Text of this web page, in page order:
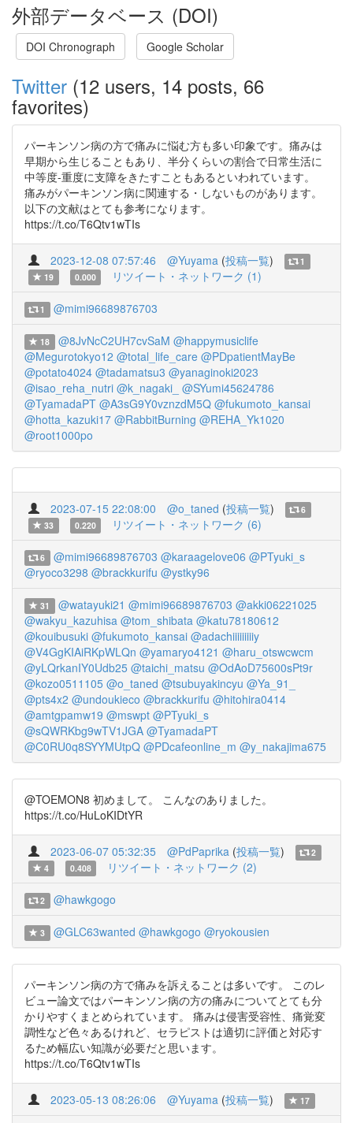
外部データベース (DOI)
DOI Chronograph Google Scholar
Twitter (12 users, 14 posts, 66
favorites)
パーキンソン病の方で痛みに悩む方も多い印象です。痛みは
早期から生じることもあり、半分くらいの割合で日常生活に
中等度-重度に支障をきたすこともあるといわれています。
痛みがパーキンソン病に関連する・しないものがあります。
以下の文献はとても参考になります。
https://t.co/T6Qtv1wTIs
2023-12-08 07:57:46 @Yuyama (投稿一覧)
1
19
0.000 リツイート・ネットワーク (1)
1 @mimi96689876703
18 @8JvNcC2UH7cvSaM @happymusiclife
@Megurotokyo12 @total_life_care @PDpatientMayBe
@potato4024 @tadamatsu3 @yanaginoki2023
@isao_reha_nutri @k_nagaki_ @SYumi45624786
@TyamadaPT @A3sG9Y0vznzdM5Q @fukumoto_kansai
@hotta_kazuki17 @RabbitBurning @REHA_Yk1020
@root1000po
2023-07-15 22:08:00 @o_taned (投稿一覧)
6
33
0.220 リツイート・ネットワーク (6)
6 @mimi96689876703 @karaagelove06 @PTyuki_s
@ryoco3298 @brackkurifu @ystky96
31 @watayuki21 @mimi96689876703 @akki06221025
@wakyu_kazuhisa @tom_shibata @katu78180612
@kouibusuki @fukumoto_kansai @adachiiiiiiiiiy
@V4GgKIAiRKpWLQn @yamaryo4121 @haru_otswcwcm
@yLQrkanIY0Udb25 @taichi_matsu @OdAoD75600sPt9r
@kozo0511105 @o_taned @tsubuyakincyu @Ya_91_
@pts4x2 @undoukieco @brackkurifu @hitohira0414
@amtgpamw19 @mswpt @PTyuki_s
@sQWRKbg9wTV1JGA @TyamadaPT
@C0RU0q8SYYMUtpQ @PDcafeonline_m @y_nakajima675
@TOEMON8 初めまして。 こんなのありました。
https://t.co/HuLoKIDtYR
2023-06-07 05:32:35 @PdPaprika (投稿一覧)
2
4
0.408 リツイート・ネットワーク (2)
2 @hawkgogo
3 @GLC63wanted @hawkgogo @ryokousien
パーキンソン病の方で痛みを訴えることは多いです。 このレ
ビュー論文ではパーキンソン病の方の痛みについてとても分
かりやすくまとめられています。 痛みは侵害受容性、痛覚変
調性など色々あるけれど、セラピストは適切に評価と対応す
るため幅広い知識が必要だと思います。
https://t.co/T6Qtv1wTIs
2023-05-13 08:26:06 @Yuyama (投稿一覧) 17